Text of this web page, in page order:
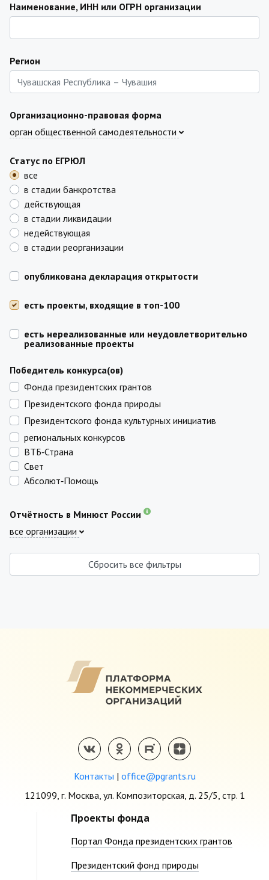
Наименование, ИНН или ОГРН организации
Регион
Организационно-правовая форма
орган общественной самодеятельности
Статус по ЕГРЮЛ
все
в стадии банкротства
действующая
в стадии ликвидации
недействующая
в стадии реорганизации
опубликована декларация открытости
есть проекты, входящие в топ-100
есть нереализованные или неудовлетворительно
реализованные проекты
Победитель конкурса(ов)
Фонда президентских грантов
Президентского фонда природы
Президентского фонда культурных инициатив
региональных конкурсов
ВТБ‑Страна
Свет
Абсолют‑Помощь
Отчётность в Минюст России
все организации
Сбросить все фильтры
Контакты | office@pgrants.ru
121099, г. Москва, ул. Композиторская, д. 25/5, стр. 1
Проекты фонда
Портал Фонда президентских грантов
Президентский фонд природы